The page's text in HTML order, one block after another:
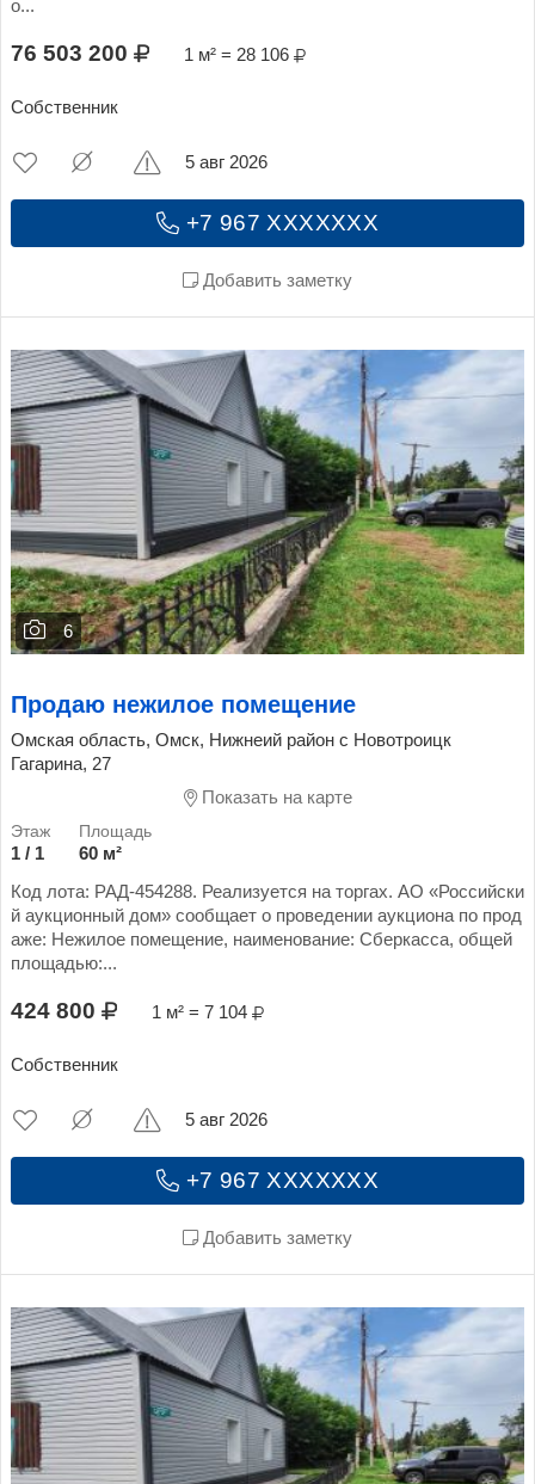
о...
76 503 200 1 м² = 28 106
Собственник
+7 967 XXXXXXX
Добавить заметку
5 авг 2026
6
Продаю нежилое помещение
Омская область, Омск, Нижнеий район с Новотроицк
Гагарина, 27
Показать на карте
1 / 1
60 м²
Код лота: РАД-454288. Реализуется на торгах. АО «Российски
й аукционный дом» сообщает о проведении аукциона по прод
аже: Нежилое помещение, наименование: Сберкасса, общей
площадью:...
424 800 1 м² = 7 104
Собственник
+7 967 XXXXXXX
Добавить заметку
5 авг 2026